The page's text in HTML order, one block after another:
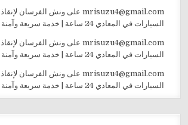
mrisuzu4@gmail.comعلى ونش الفرسان لإنقاذ
السيارات في المعادي 24 ساعة | خدمة سريعة وآمنة
mrisuzu4@gmail.comعلى ونش الفرسان لإنقاذ
السيارات في المعادي 24 ساعة | خدمة سريعة وآمنة
mrisuzu4@gmail.comعلى ونش الفرسان لإنقاذ
السيارات في المعادي 24 ساعة | خدمة سريعة وآمنة